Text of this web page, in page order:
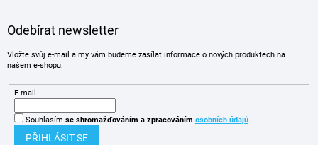
Odebírat newsletter
Vložte svůj e-mail a my vám budeme zasílat informace o nových produktech na
našem e-shopu.
E-mail
Souhlasím se shromažďováním a zpracováním osobních údajů.
PŘIHLÁSIT SE